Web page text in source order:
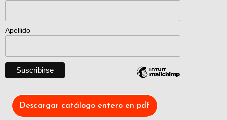
Apellido
Descargar catálogo entero en pdf